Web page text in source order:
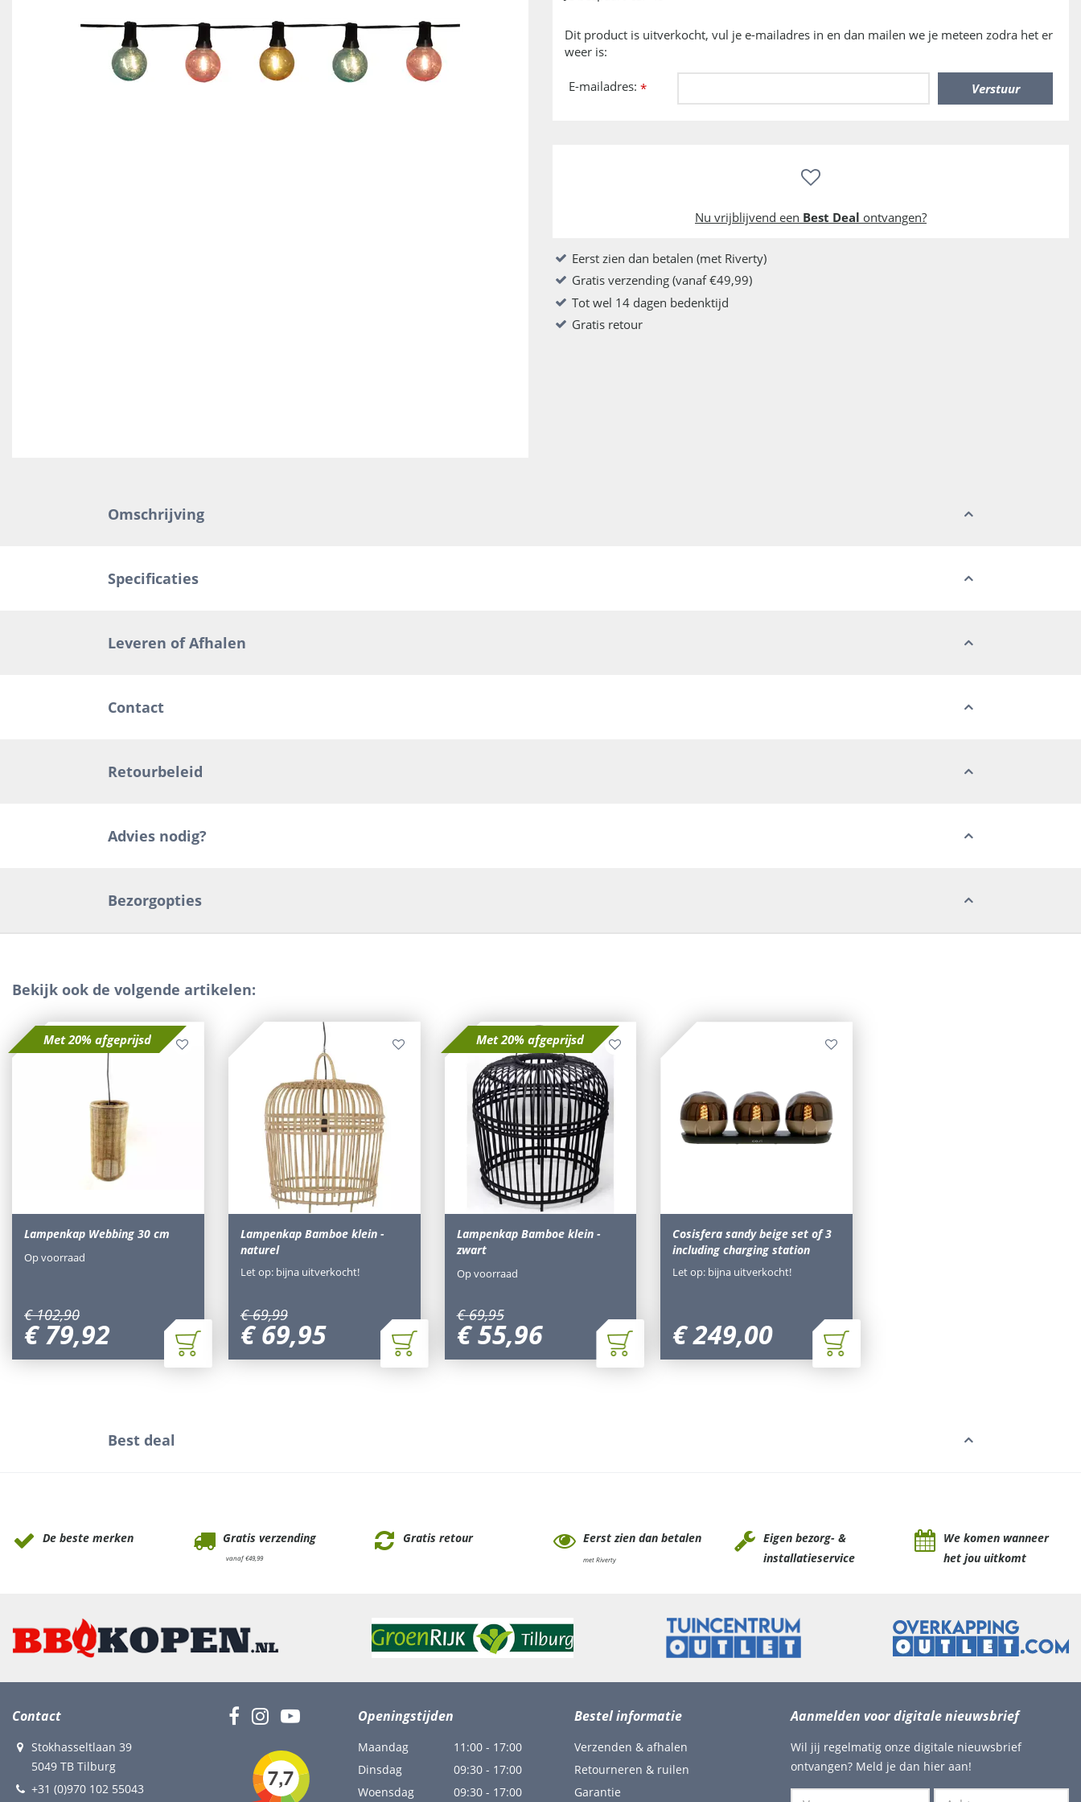
Dit product is uitverkocht, vul je e-mailadres in en dan mailen we je meteen zodra het er
weer is:
E-mailadres: *
Nu vrijblijvend een Best Deal ontvangen?
Eerst zien dan betalen (met Riverty)
Gratis verzending (vanaf €49,99)
Tot wel 14 dagen bedenktijd
Gratis retour
Omschrijving
Specificaties
Leveren of Afhalen
Contact
Retourbeleid
Advies nodig?
Bezorgopties
Bekijk ook de volgende artikelen:
Met 20% afgeprijsd
Lampenkap Webbing 30 cm
€ 102,90
€ 79,92
Op voorraad
Lampenkap Bamboe klein -
naturel
€ 69,99
€ 69,95
Let op: bijna uitverkocht!
Met 20% afgeprijsd
Lampenkap Bamboe klein -
zwart
€ 69,95
€55,96
Op voorraad
Cosisfera sandy beige set of 3
including charging station
€249,00
Let op: bijna uitverkocht!
Best deal
De beste merken Gratis verzending
vanaf €49,99
Gratis retour Eerst zien dan betalen
met Riverty
Eigen bezorg- &
installatieservice
We komen wanneer
het jou uitkomt
Contact
Stokhasseltlaan 39
5049 TB Tilburg
+31 (0)970 102 55043
Openingstijden
Maandag
11:00 - 17:00
Dinsdag
09:30 - 17:00
Woensdag
09:30 - 17:00
Bestel informatie
Verzenden & afhalen
Retourneren & ruilen
Garantie
Aanmelden voor digitale nieuwsbrief
Wil jij regelmatig onze digitale nieuwsbrief
ontvangen? Meld je dan hier aan!